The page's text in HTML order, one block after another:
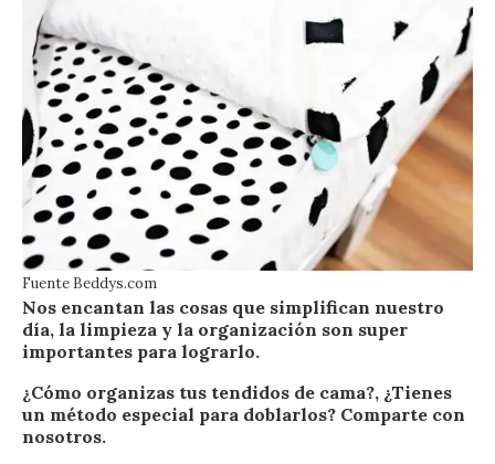
Fuente Beddys.com
Nos encantan las cosas que simplifican nuestro
día, la limpieza y la organización son super
importantes para lograrlo.
¿Cómo organizas tus tendidos de cama?, ¿Tienes
un método especial para doblarlos? Comparte con
nosotros.